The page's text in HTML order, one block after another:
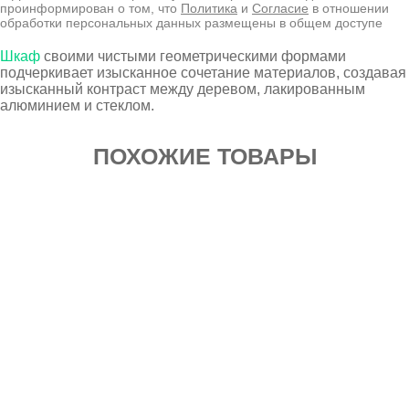
проинформирован о том, что Политика и Согласие в отношении
обработки персональных данных размещены в общем доступе
Шкаф своими чистыми геометрическими формами
подчеркивает изысканное сочетание материалов, создавая
изысканный контраст между деревом, лакированным
алюминием и стеклом.
ПОХОЖИЕ ТОВАРЫ